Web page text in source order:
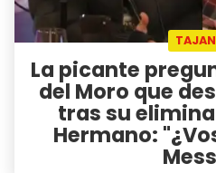
La picante
del Moro que
tras su
Hermano: